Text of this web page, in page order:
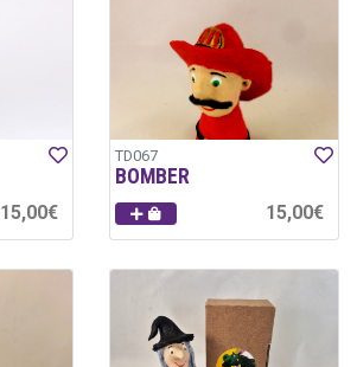
15,00€
TD067
BOMBER
15,00€